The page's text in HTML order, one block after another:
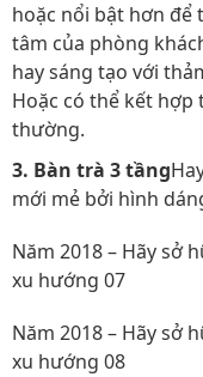
hoặc nổi bật hơn
tâm của phòng
hay sáng tạo với
Hoặc có thể kết
thường.
3. Bàn trà 3 tầng
mới mẻ bởi hình
Năm 2018 – Hãy sở
xu hướng 07
Năm 2018 – Hãy sở
xu hướng 08